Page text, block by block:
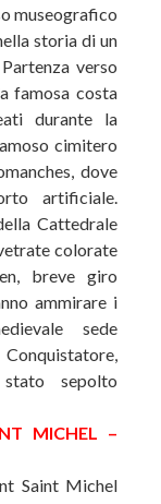
museografico
storia di un
verso
famosa costa
durante la
cimitero
dove
artificiale.
Cattedrale
colorate
breve giro
ammirare i
sede
sepolto
MICHEL –
Saint Michel